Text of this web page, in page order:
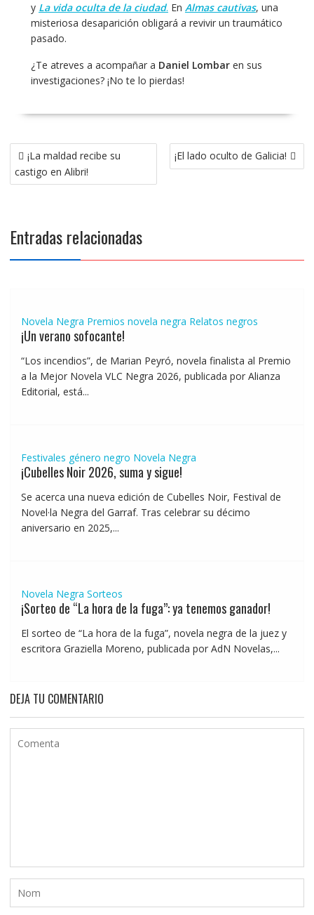
y La vida oculta de la ciudad. En Almas cautivas, una
misteriosa desaparición obligará a revivir un traumático
pasado.
¿Te atreves a acompañar a Daniel Lombaren sus
investigaciones? ¡No te lo pierdas!
Navegación
de
entradas
¡La maldad recibe su
castigo en Alibri!
¡El lado oculto de Galicia!
Entradas relacionadas
Novela Negra Premios novela negra Relatos negros
¡Un verano sofocante!
“Los incendios”, de Marian Peyró, novela finalista al Premio
a la Mejor Novela VLC Negra 2026, publicada por Alianza
Editorial, está...
Festivales género negro Novela Negra
¡Cubelles Noir 2026, suma y sigue!
Se acerca una nueva edición de Cubelles Noir, Festival de
Novel·la Negra del Garraf. Tras celebrar su décimo
aniversario en 2025,...
Novela Negra Sorteos
¡Sorteo de “La hora de la fuga”: ya tenemos ganador!
El sorteo de “La hora de la fuga”, novela negra de la juez y
escritora Graziella Moreno, publicada por AdN Novelas,...
DEJA TU COMENTARIO